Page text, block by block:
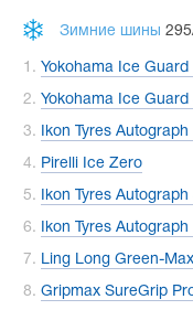
Зимние шины
Yokohama Ice Guard
Yokohama Ice Guard
Ikon Tyres
Pirelli Ice Zero
Ikon Tyres
Ikon Tyres
Ling Long Green-
Gripmax SureGrip